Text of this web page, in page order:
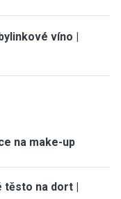
víno |
na make-up
na dort |